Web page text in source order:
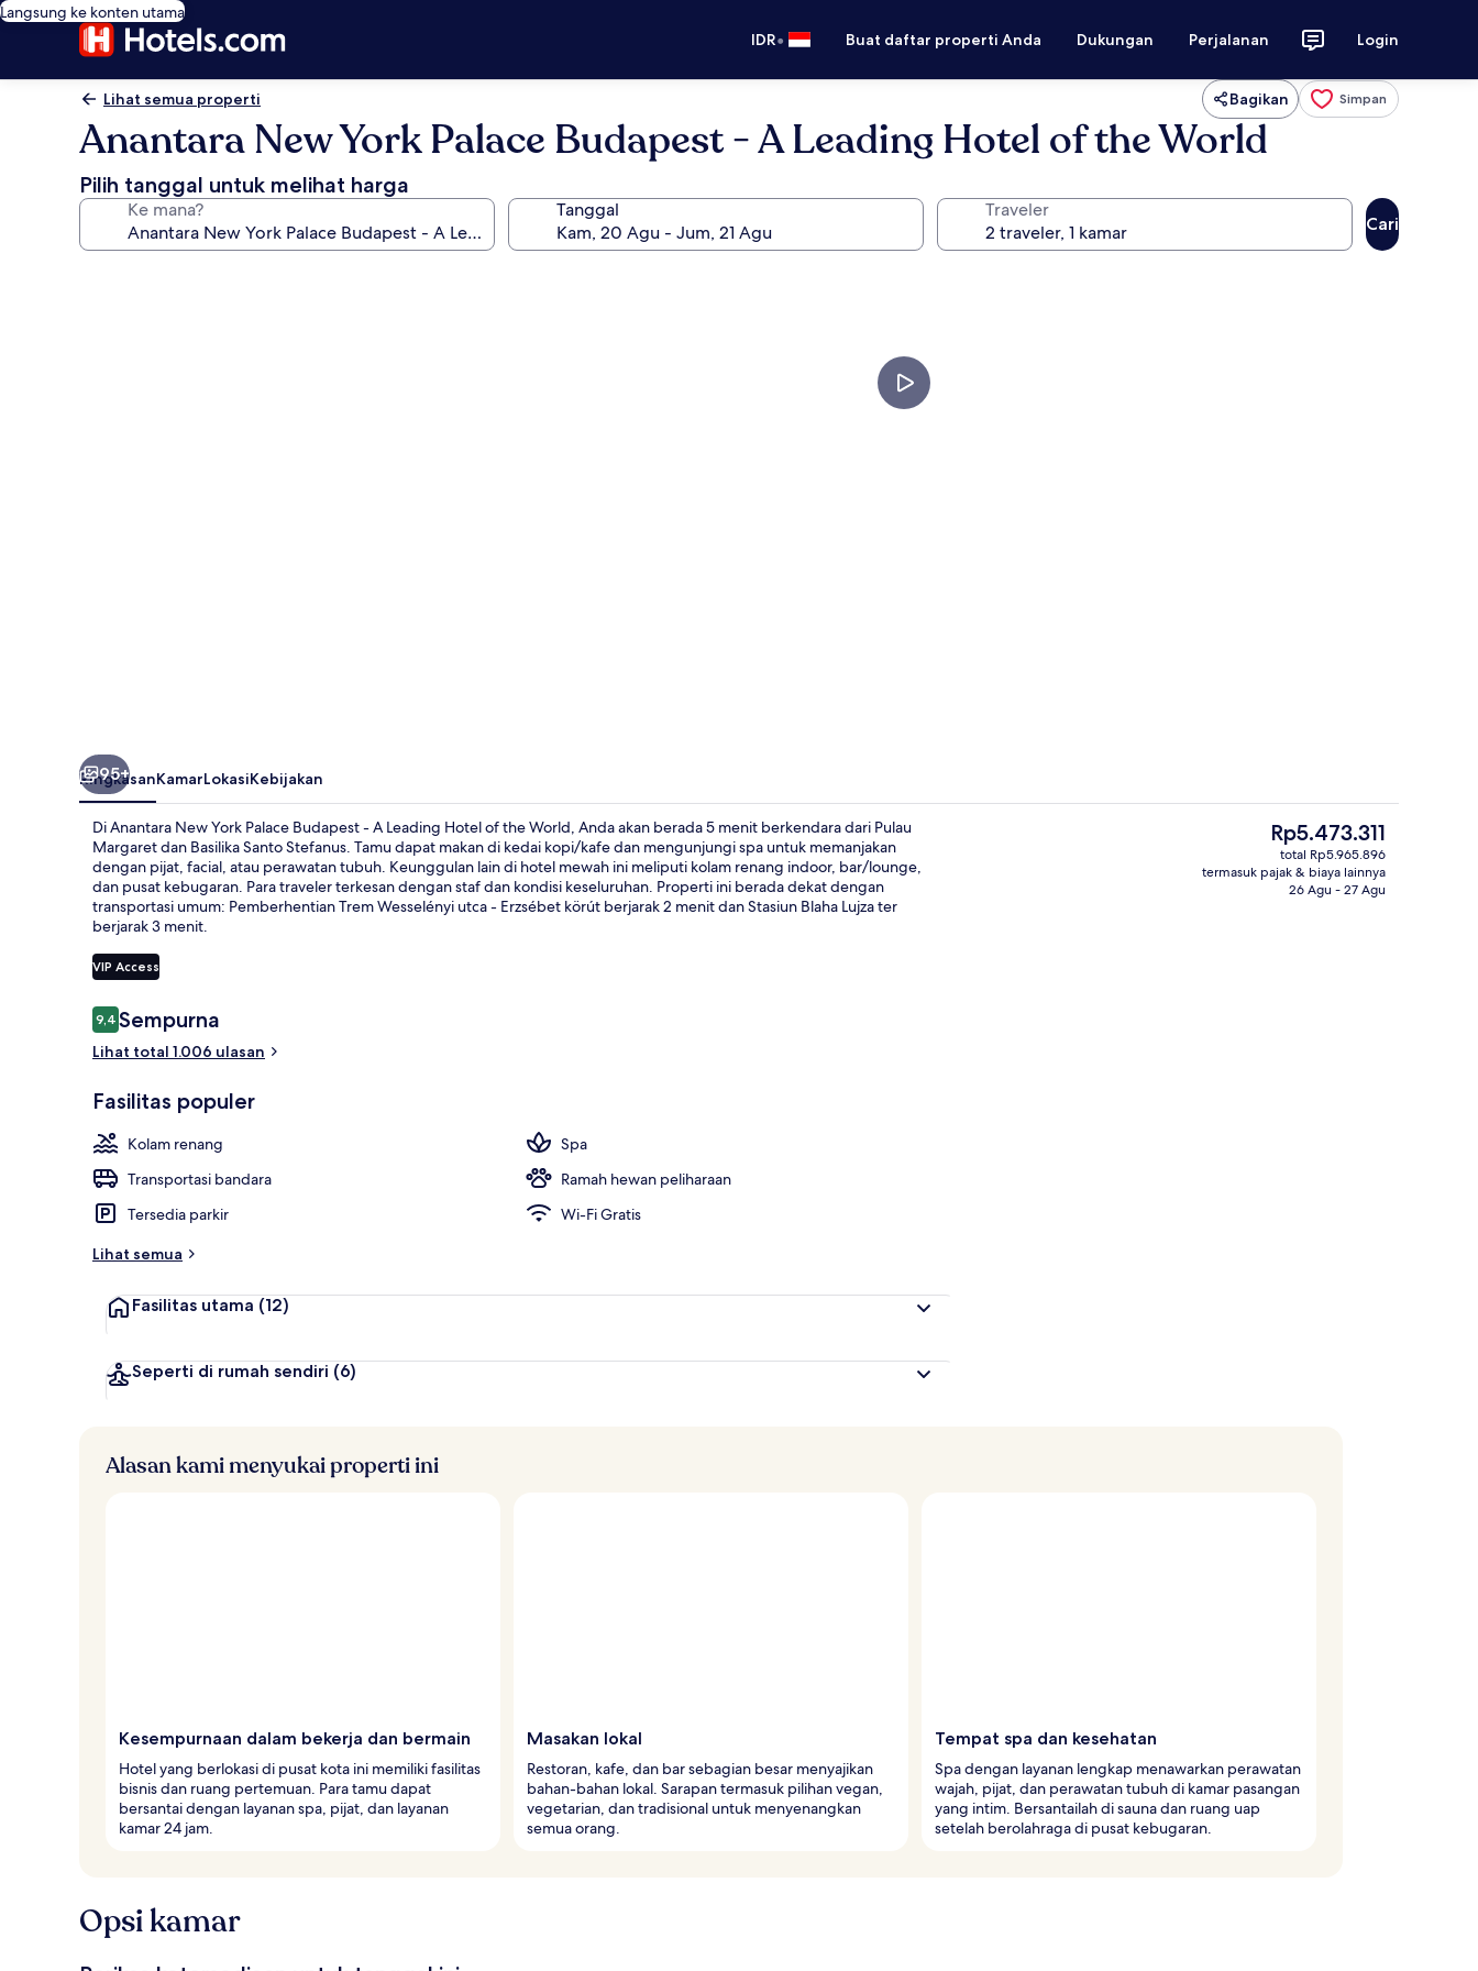
Langsung ke konten utama
IDR• Buat daftar properti Anda Dukungan Perjalanan Login
Lihat semua properti Bagikan Simpan
Anantara New York Palace Budapest - A Leading Hotel of the World
Pilih tanggal untuk melihat harga
Ke mana? Tanggal Traveler
Cari
95+
RingkasanKamarLokasiKebijakan
Di Anantara New York Palace Budapest - A Leading Hotel of the World, Anda akan berada 5 menit berkendara dari Pulau
Margaret dan Basilika Santo Stefanus. Tamu dapat makan di kedai kopi/kafe dan mengunjungi spa untuk memanjakan
dengan pijat, facial, atau perawatan tubuh. Keunggulan lain di hotel mewah ini meliputi kolam renang indoor, bar/lounge,
dan pusat kebugaran. Para traveler terkesan dengan staf dan kondisi keseluruhan. Properti ini berada dekat dengan
transportasi umum: Pemberhentian Trem Wesselényi utca - Erzsébet körút berjarak 2 menit dan Stasiun Blaha Lujza ter
berjarak 3 menit.
VIP Access
Ulasan
9,49,4 dari 10
Sempurna
Lihat total 1.006 ulasan
Fasilitas populer
Kolam renang
Spa
Transportasi bandara
Ramah hewan peliharaan
Tersedia parkir
Wi-Fi Gratis
Lihat semua
Fasilitas utama (12)
Seperti di rumah sendiri (6)
Harga
saat
ini
Rp5.473.311
Rp5.473.311
total Rp5.965.896
termasuk pajak & biaya lainnya
26 Agu - 27 Agu
Alasan kami menyukai properti ini
Kesempurnaan dalam bekerja dan bermain
Hotel yang berlokasi di pusat kota ini memiliki fasilitas
bisnis dan ruang pertemuan. Para tamu dapat
bersantai dengan layanan spa, pijat, dan layanan
kamar 24 jam.
Masakan lokal
Restoran, kafe, dan bar sebagian besar menyajikan
bahan-bahan lokal. Sarapan termasuk pilihan vegan,
vegetarian, dan tradisional untuk menyenangkan
semua orang.
Tempat spa dan kesehatan
Spa dengan layanan lengkap menawarkan perawatan
wajah, pijat, dan perawatan tubuh di kamar pasangan
yang intim. Bersantailah di sauna dan ruang uap
setelah berolahraga di pusat kebugaran.
Opsi kamar